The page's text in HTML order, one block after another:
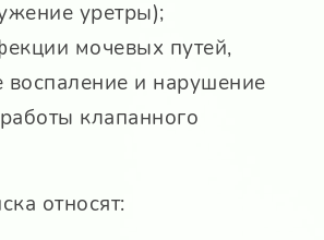
уретры);
мочевых путей,
и нарушение
клапанного
относят: